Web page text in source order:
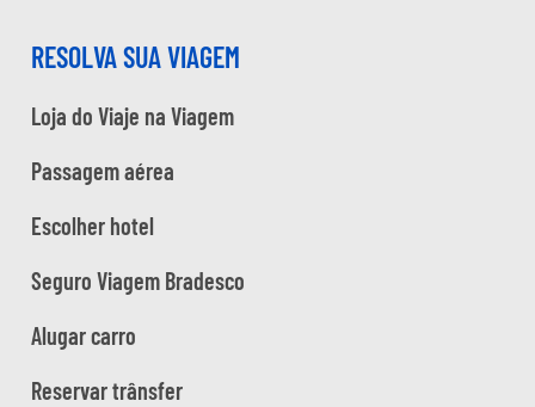
RESOLVA SUA VIAGEM
Loja do Viaje na Viagem
Passagem aérea
Escolher hotel
Seguro Viagem Bradesco
Alugar carro
Reservar trânsfer